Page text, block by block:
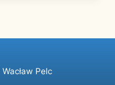
Wacław Pelc